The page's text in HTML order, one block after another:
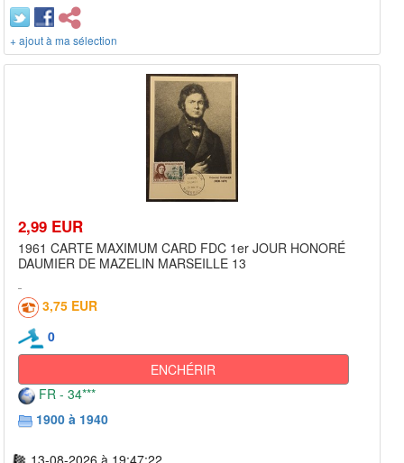
+ ajout à ma sélection
2,99 EUR
1961 CARTE MAXIMUM CARD FDC 1er JOUR HONORÉ
DAUMIER DE MAZELIN MARSEILLE 13
3,75 EUR
0
ENCHÉRIR
FR - 34***
1900 à 1940